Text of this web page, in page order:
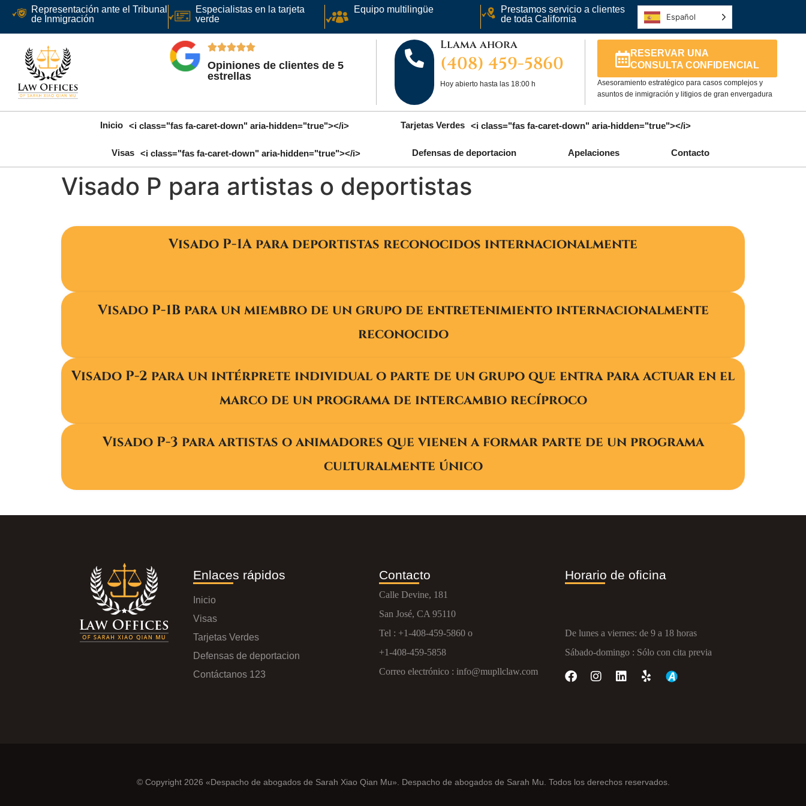
Representación ante el Tribunal
de Inmigración
Especialistas en la tarjeta
verde
Equipo multilingüe
Prestamos servicio a clientes
de toda California
Español
Opiniones de clientes de 5
estrellas
Llama ahora
(408) 459-5860
Hoy abierto hasta las 18:00 h
RESERVAR UNA
CONSULTA CONFIDENCIAL
Asesoramiento estratégico para casos complejos y
asuntos de inmigración y litigios de gran envergadura
Inicio <i class="fas fa-caret-down" aria-hidden="true"></i> Tarjetas Verdes <i class="fas fa-caret-down" aria-hidden="true"></i>
Visas <i class="fas fa-caret-down" aria-hidden="true"></i> Defensas de deportacion Apelaciones Contacto
Visado P para artistas o deportistas
Visado P-1A para deportistas reconocidos internacionalmente
Visado P-1B para un miembro de un grupo de entretenimiento internacionalmente
reconocido
Visado P-2 para un intérprete individual o parte de un grupo que entra para actuar en el
marco de un programa de intercambio recíproco
Visado P-3 para artistas o animadores que vienen a formar parte de un programa
culturalmente único
Enlaces rápidos
Inicio
Visas
Tarjetas Verdes
Defensas de deportacion
Contáctanos 123
Contacto
Calle Devine, 181
San José, CA 95110
Tel : +1-408-459-5860o
+1-408-459-5858
Correo electrónico : info@mupllclaw.com
Horario de oficina
De lunes a viernes: de 9 a 18 horas
Sábado-domingo : Sólo con cita previa
© Copyright 2026 «Despacho de abogados de Sarah Xiao Qian Mu». Despacho de abogados de Sarah Mu. Todos los derechos reservados.